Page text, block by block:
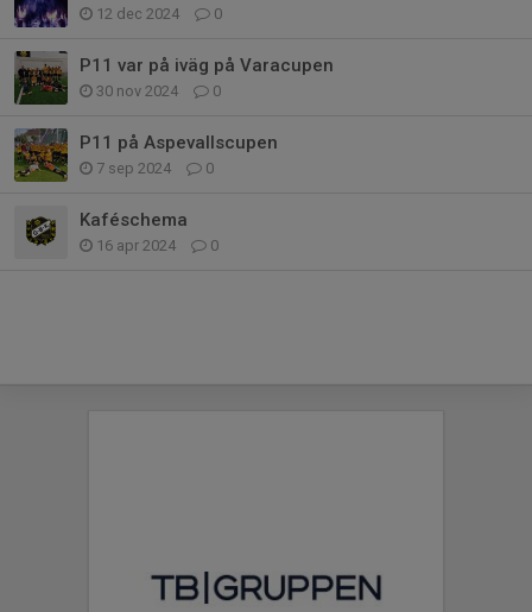
12 dec 2024 0
P11 var på iväg på Varacupen
30 nov 2024 0
P11 på Aspevallscupen
7 sep 2024 0
Kaféschema
16 apr 2024 0